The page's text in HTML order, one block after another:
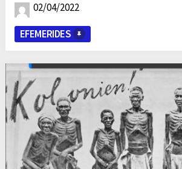
02/04/2022
EFEMERIDES